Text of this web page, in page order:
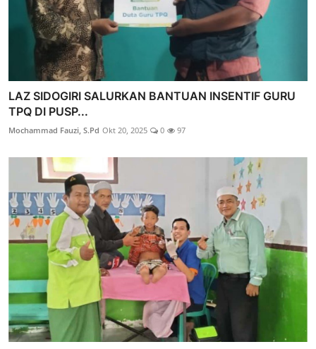
LAZ SIDOGIRI SALURKAN BANTUAN INSENTIF GURU
TPQ DI PUSP...
Mochammad Fauzi, S.Pd Okt 20, 2025 0 97